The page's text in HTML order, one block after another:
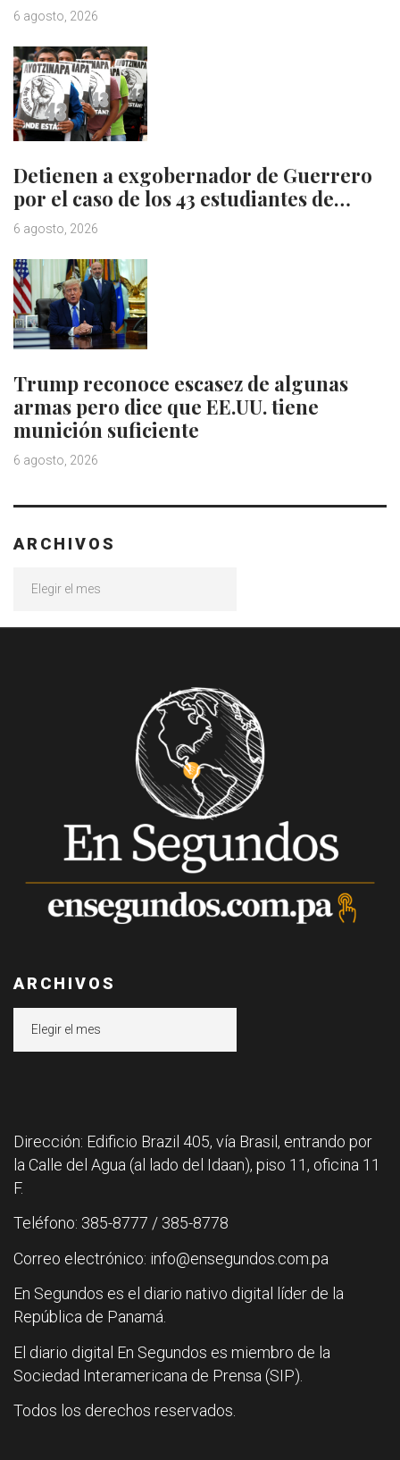
6 agosto, 2026
Detienen a exgobernador de Guerrero
por el caso de los 43 estudiantes de…
6 agosto, 2026
Trump reconoce escasez de algunas
armas pero dice que EE.UU. tiene
munición suficiente
6 agosto, 2026
ARCHIVOS
ARCHIVOS
Dirección: Edificio Brazil 405, vía Brasil, entrando por
la Calle del Agua (al lado del Idaan), piso 11, oficina 11
F.
Teléfono: 385-8777 / 385-8778
Correo electrónico: info@ensegundos.com.pa
En Segundos es el diario nativo digital líder de la
República de Panamá.
El diario digital En Segundos es miembro de la
Sociedad Interamericana de Prensa (SIP).
Todos los derechos reservados.